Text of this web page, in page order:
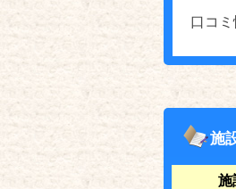
口コミ
施